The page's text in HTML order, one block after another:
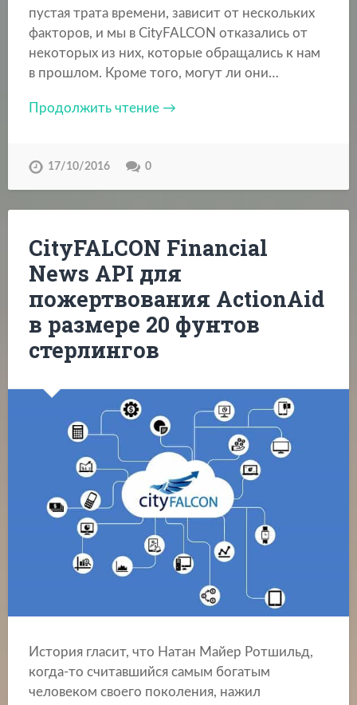
пустая трата времени, зависит от нескольких
факторов, и мы в CityFALCON отказались от
некоторых из них, которые обращались к нам
в прошлом. Кроме того, могут ли они…
Продолжить чтение →
17/10/2016 0
CityFALCON Financial
News API для
пожертвования ActionAid
в размере 20 фунтов
стерлингов
История гласит, что Натан Майер Ротшильд,
когда-то считавшийся самым богатым
человеком своего поколения, нажил